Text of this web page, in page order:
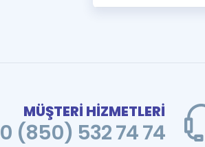
MÜŞTERİ HİZMETLERİ
0 (850) 532 74 74